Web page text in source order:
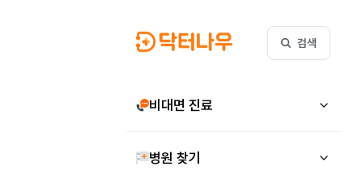
검색
비대면 진료
병원 찾기